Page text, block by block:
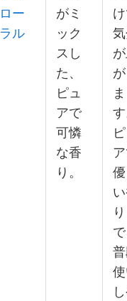
ロー
ラル
がミ
ック
スし
た、
ピュ
アで
可憐
な香
り。
が
ま
す
優
り
で